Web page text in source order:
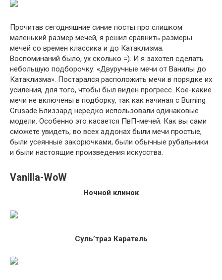
Прочитав сегодняшние синие посты про слишком
маленький размер мечей, я решил сравнить размеры
мечей со времен классика и до Катаклизма.
Воспоминаний было, ух сколько =). И я захотел сделать
небольшую подборочку: «Двуручные мечи от Ванилы до
Катаклизма». Постарался расположить мечи в порядке их
усиления, для того, чтобы был виден прогресс. Кое-какие
мечи не включены в подборку, так как начиная с Burning
Crusade Близзард нередко использовали одинаковые
модели. Особенно это касается ПвП-мечей. Как вы сами
сможете увидеть, во всех аддонах были мечи простые,
были усеянные закорючками, были обычные рубальники
и были настоящие произведения искусства.
Vanilla-WoW
Ночной клинок
Суль’траз Каратель